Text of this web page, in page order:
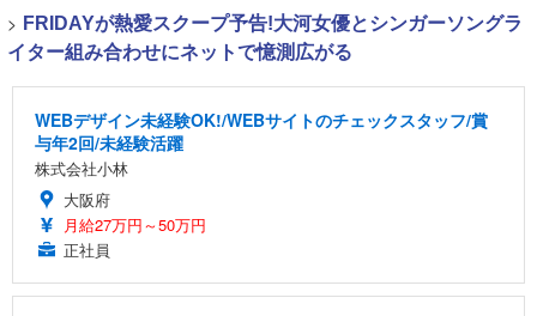
> FRIDAYが熱愛スクープ予告!大河女優とシンガーソングラ
イター組み合わせにネットで憶測広がる
WEBデザイン未経験OK!/WEBサイトのチェックスタッフ/賞
与年2回/未経験活躍
株式会社小林
大阪府
月給27万円～50万円
正社員